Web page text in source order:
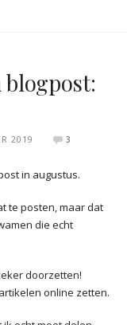
blogpost:
2019 3
in augustus.
te posten, maar dat
die echt
doorzetten!
online zetten.